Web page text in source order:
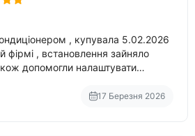
, купувала 5.02.2026
17 Березня 2026